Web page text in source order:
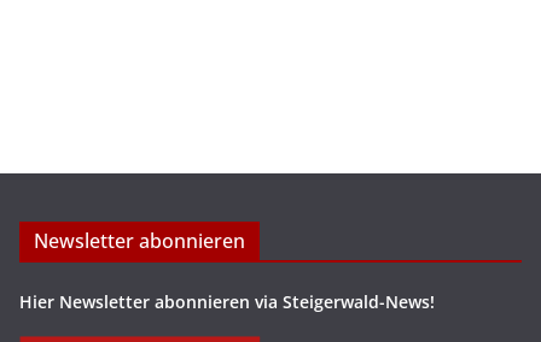
Newsletter abonnieren
Hier Newsletter abonnieren via Steigerwald-News!